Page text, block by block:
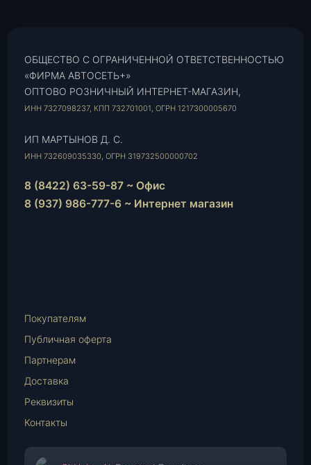
ОБЩЕСТВО С ОГРАНИЧЕННОЙ ОТВЕТСТВЕННОСТЬЮ
«ФИРМА АВТОСЕТЬ+»
ОПТОВО РОЗНИЧНЫЙ ИНТЕРНЕТ-МАГАЗИН,
ИНН 7327098237, КПП 732701001, ОГРН 1217300005670
ИП МАРТЫНОВ Д. С.
ИНН 732609035330, ОГРН 319732500000702
8 (8422) 63-59-87 ~ Офис
8 (937) 986-777-6 ~ Интернет магазин
Mail
Покупателям
Публичная оферта
Партнерам
Доставка
Реквизиты
Контакты